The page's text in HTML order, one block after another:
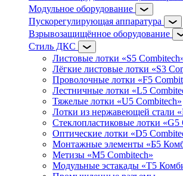
Модульное оборудование
Пускорегулирующая аппаратура
Взрывозащищённое оборудование
Стиль ДКС
Листовые лотки «S5
Лёгкие листовые лотки «S3
Проволочные лотки «F5
Лестничные лотки «L5
Тяжелые лотки «U5 Combitech»
Лотки из нержавеющей стали
Стеклопластиковые лотки «G5
Оптические лотки «D5
Монтажные элементы «Б5
Метизы «M5 Combitech»
Модульные эстакады «Т5